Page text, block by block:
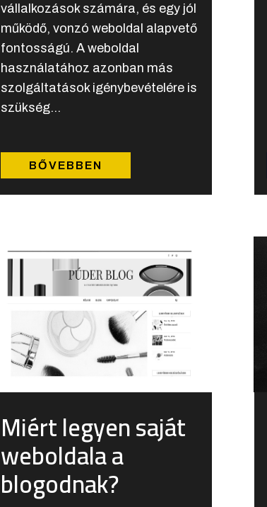
vállalkozások számára, és egy jól
működő, vonzó weboldal alapvető
fontosságú. A weboldal
használatához azonban más
szolgáltatások igénybevételére is
szükség...
BŐVEBBEN
Miért legyen saját
weboldala a
blogodnak?